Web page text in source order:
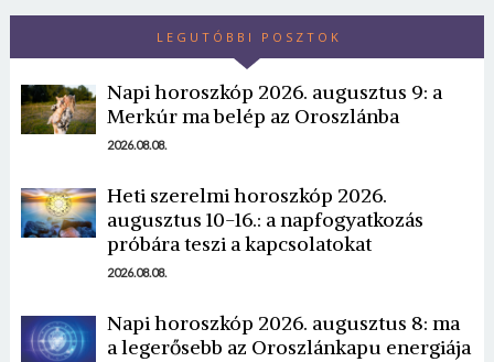
LEGUTÓBBI POSZTOK
Napi horoszkóp 2026. augusztus 9: a
Merkúr ma belép az Oroszlánba
2026.08.08.
Heti szerelmi horoszkóp 2026.
augusztus 10-16.: a napfogyatkozás
próbára teszi a kapcsolatokat
2026.08.08.
Napi horoszkóp 2026. augusztus 8: ma
a legerősebb az Oroszlánkapu energiája